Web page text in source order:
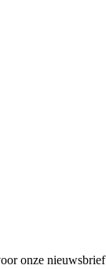
onze nieuwsbrief